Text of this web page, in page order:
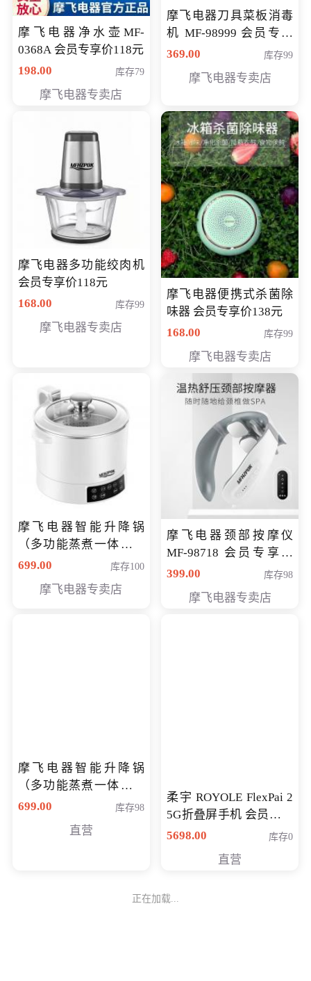
摩飞电器净水壶MF-
0368A 会员专享价118元
198.00
库存79
摩飞电器专卖店
摩飞电器刀具菜板消毒
机 MF-98999 会员专享
价286元
369.00 库存99
摩飞电器专卖店
摩飞电器多功能绞肉机
会员专享价118元
168.00
库存99
摩飞电器专卖店
摩飞电器便携式杀菌除
味器 会员专享价138元
168.00
库存99
摩飞电器专卖店
摩飞电器智能升降锅
（多功能蒸煮一体锅）
（智能升降养生锅） 会
699.00 库存100
摩飞电器专卖店
摩飞电器颈部按摩仪
MF-98718 会员专享价
299元
399.00 库存98
摩飞电器专卖店
摩飞电器智能升降锅
（多功能蒸煮一体锅）
（智能升降养生锅） 会
699.00 库存98
直营
购买价格 4998元
5698.00